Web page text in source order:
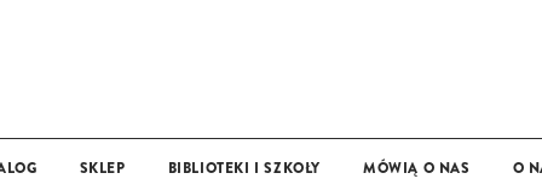
SKLEP BIBLIOTEKI I SZKOŁY MÓWIĄ O NAS O